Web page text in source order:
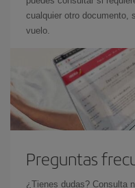
cualquier otro documento,
vuelo.
Preguntas
¿Tienes dudas? Consulta